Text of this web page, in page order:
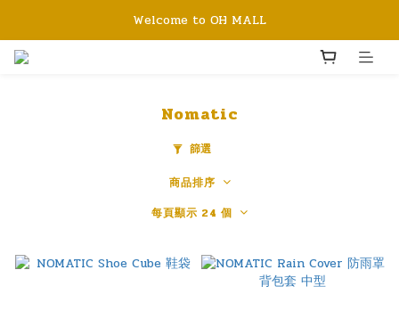
Welcome to OH MALL
Nomatic
篩選
商品排序
每頁顯示 24 個